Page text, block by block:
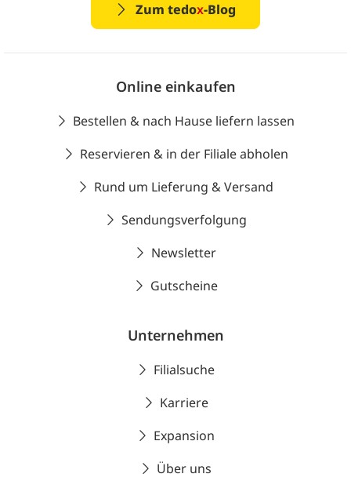
Zum tedox-Blog
Online einkaufen
Bestellen & nach Hause liefern lassen
Reservieren & in der Filiale abholen
Rund um Lieferung & Versand
Sendungsverfolgung
Newsletter
Gutscheine
Unternehmen
Filialsuche
Karriere
Expansion
Über uns